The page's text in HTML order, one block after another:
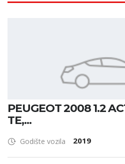
PEUGEOT 2008 1.2
TE,...
Godište vozila 2019